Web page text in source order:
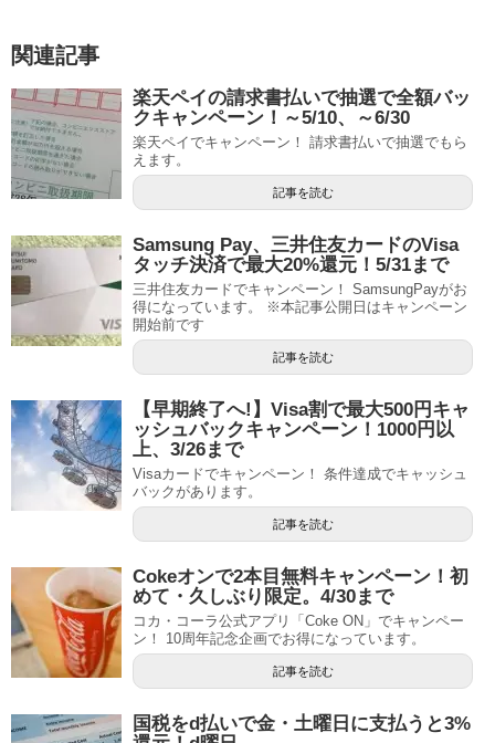
関連記事
楽天ペイの請求書払いで抽選で全額バッ
クキャンペーン！～5/10、～6/30
楽天ペイでキャンペーン！ 請求書払いで抽選でもら
えます。
記事を読む
Samsung Pay、三井住友カードのVisa
タッチ決済で最大20%還元！5/31まで
三井住友カードでキャンペーン！ SamsungPayがお
得になっています。 ※本記事公開日はキャンペーン
開始前です
記事を読む
【早期終了へ!】Visa割で最大500円キャ
ッシュバックキャンペーン！1000円以
上、3/26まで
Visaカードでキャンペーン！ 条件達成でキャッシュ
バックがあります。
記事を読む
Cokeオンで2本目無料キャンペーン！初
めて・久しぶり限定。4/30まで
コカ・コーラ公式アプリ「Coke ON」でキャンペー
ン！ 10周年記念企画でお得になっています。
記事を読む
国税をd払いで金・土曜日に支払うと3%